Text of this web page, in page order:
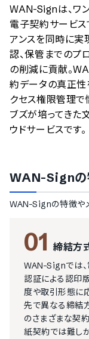
情報更新者：業
WAN-Signは、ワ
電子契約サービス
アンスを同時に実
認、保管までのプ
の削減に貢献。
約データの真正性
クセス権限管理で
ブズが培ってきた
ウドサービスです。
WAN-Signの
WAN-Signの特徴や
01 締結方
WAN-Signでは
認証による認印
度や取引形態に
先で異なる締結
のさまざまな契
紙契約では難し